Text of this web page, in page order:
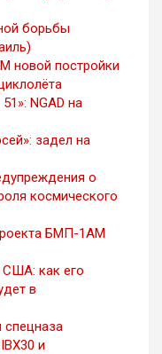
борьбы
новой постройки
NGAD на
задел на
о
космического
БМП-1АМ
как его
в
спецназа
и